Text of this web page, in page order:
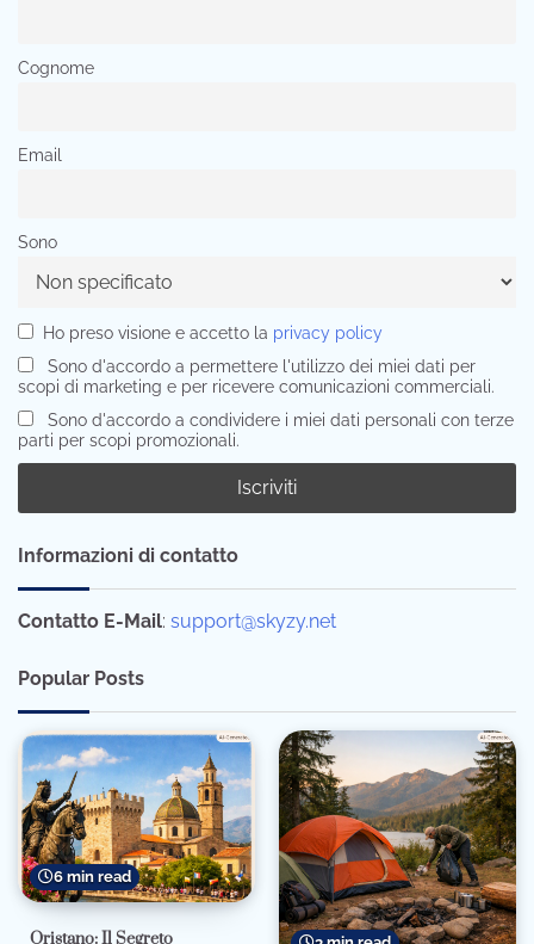
Cognome
Email
Sono
Ho preso visione e accetto la privacy policy
Sono d'accordo a permettere l'utilizzo dei miei dati per
scopi di marketing e per ricevere comunicazioni commerciali.
Sono d'accordo a condividere i miei dati personali con terze
parti per scopi promozionali.
Informazioni di contatto
Contatto E-Mail: support@skyzy.net
Popular Posts
6 min read
Oristano: Il Segreto